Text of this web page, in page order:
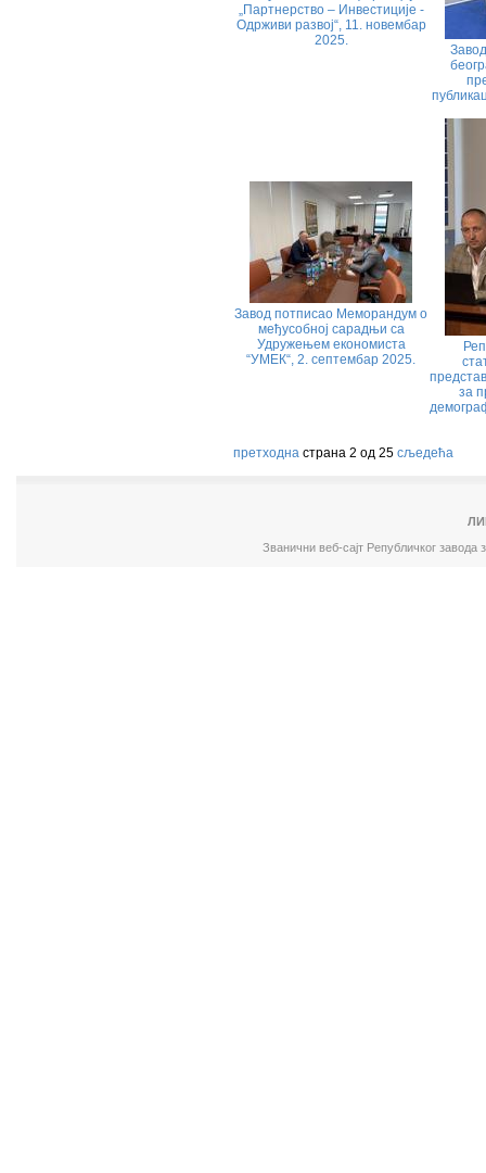
„Партнерство – Инвестиције -
Одрживи развој“, 11. новембар
2025.
Завод потписао Меморандум о
међусобној сарадњи са
Удружењем економиста
“УМЕК“, 2. септембар 2025.
за
претходна страна 2 од 25 сљедећа
Званични веб-сајт Републичког